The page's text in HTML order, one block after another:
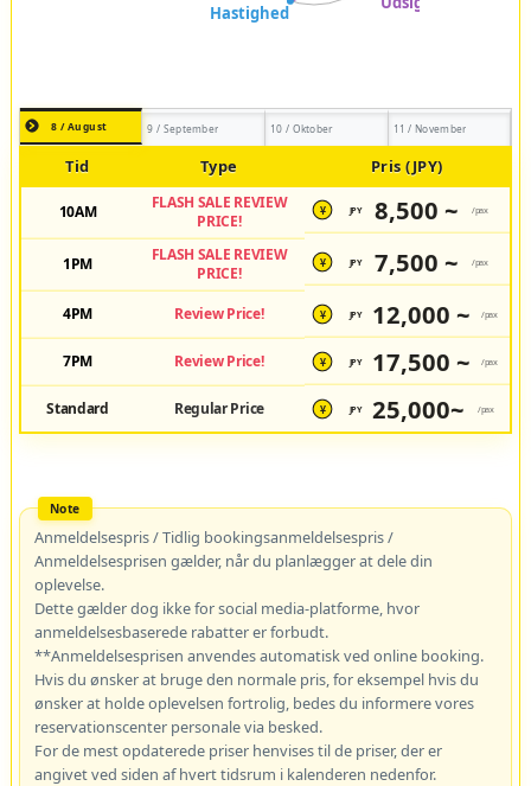
8 / August 9 / September 10 / Oktober 11 / November
Tid Type Pris (JPY)
10AM
FLASH SALE REVIEW
PRICE!
¥ JPY 8,500 ~ /pax
1PM
FLASH SALE REVIEW
PRICE!
¥ JPY 7,500 ~ /pax
4PM Review Price! ¥ JPY 12,000 ~ /pax
7PM Review Price! ¥ JPY 17,500 ~ /pax
Standard Regular Price ¥ JPY 25,000~ /pax
Anmeldelsespris / Tidlig bookingsanmeldelsespris /
Anmeldelsesprisen gælder, når du planlægger at dele din
oplevelse.
Dette gælder dog ikke for social media-platforme, hvor
anmeldelsesbaserede rabatter er forbudt.
**Anmeldelsesprisen anvendes automatisk ved online booking.
Hvis du ønsker at bruge den normale pris, for eksempel hvis du
ønsker at holde oplevelsen fortrolig, bedes du informere vores
reservationscenter personale via besked.
For de mest opdaterede priser henvises til de priser, der er
angivet ved siden af hvert tidsrum i kalenderen nedenfor.